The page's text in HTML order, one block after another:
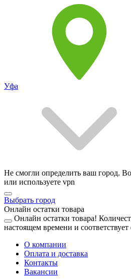
Уфа
Не смогли определить ваш город.
или используете vpn
Выбрать город
Онлайн остатки товара
Онлайн остатки товара!
настоящем времени и соответствует
О компании
Оплата и доставка
Контакты
Вакансии